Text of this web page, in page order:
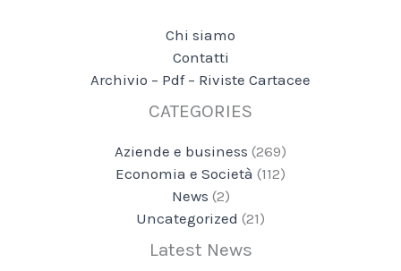
Chi siamo
Contatti
Archivio – Pdf – Riviste Cartacee
CATEGORIES
Aziende e business (269)
Economia e Società (112)
News (2)
Uncategorized (21)
Latest News